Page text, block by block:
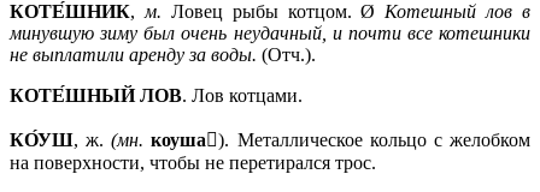
КОТЕ́ШНИК, м. Ловец рыбы котцом. Ø Котешный лов в
минувшую зиму был очень неудачный, и почти все котешники
не выплатили аренду за воды. (Отч.).
КОТЕ́ШНЫЙ ЛОВ. Лов котцами.
КО́УШ, ж.(мн.коуша). Металлическое кольцо с желобком
на поверхности, чтобы не перетирался трос.